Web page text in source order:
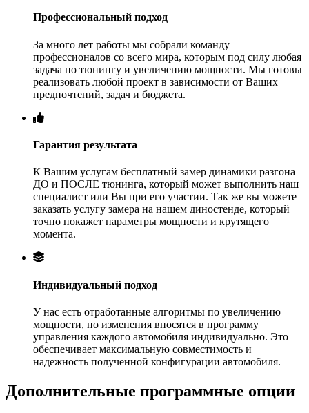
Профессиональный подход
За много лет работы мы собрали команду
профессионалов со всего мира, которым под силу любая
задача по тюнингу и увеличению мощности. Мы готовы
реализовать любой проект в зависимости от Ваших
предпочтений, задач и бюджета.
Гарантия результата
К Вашим услугам бесплатный замер динамики разгона
ДО и ПОСЛЕ тюнинга, который может выполнить наш
специалист или Вы при его участии. Так же вы можете
заказать услугу замера на нашем диностенде, который
точно покажет параметры мощности и крутящего
момента.
Индивидуальный подход
У нас есть отработанные алгоритмы по увеличению
мощности, но изменения вносятся в программу
управления каждого автомобиля индивидуально. Это
обеспечивает максимальную совместимость и
надежность полученной конфигурации автомобиля.
Дополнительные программные опции